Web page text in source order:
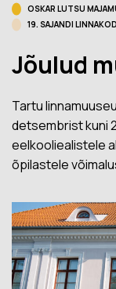
OSKAR LUTSU
19. SAJANDI
Jõulud
Tartu
detsembrist kuni
eelkooliealistele
õpilastele